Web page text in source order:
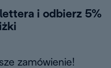
i odbierz 5%
zamówienie!